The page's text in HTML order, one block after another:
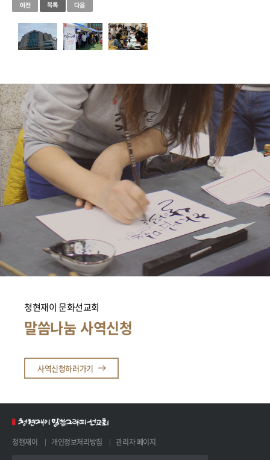
청현재이 문화선교회
말씀나눔 사역신청
사역신청하러가기
청현재이 개인정보처리방침 관리자 페이지